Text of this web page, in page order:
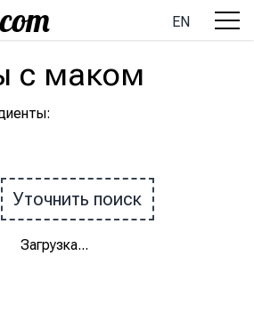
EN
с маком
:
Уточнить поиск
Загрузка...